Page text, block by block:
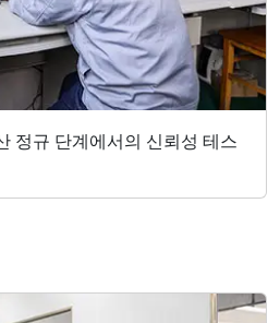
정규 단계에서의 신뢰성 테스